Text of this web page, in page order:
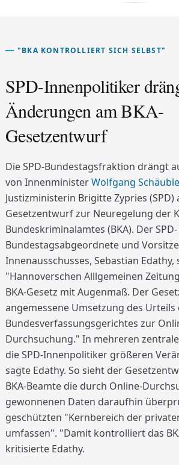
"BKA KONTROLLIERT SICH SELBST"
SPD-Innenpolitiker
Änderungen am BKA-
Gesetzentwurf
Die SPD-Bundestagsfraktion drängt
von InnenministerWolfgang Schäuble
Justizministerin Brigitte Zypries
Gesetzentwurf zur Neuregelung der
Bundeskriminalamtes (BKA). Der SPD-
Bundestagsabgeordnete und
Innenausschusses, Sebastian Edathy,
"Hannoverschen Alllgemeinen
BKA-Gesetz mit Augenmaß. Der
angemessene Umsetzung des Urteils
Bundesverfassungsgerichtes zur
Durchsuchung." In mehreren
die SPD-Innenpolitiker größeren
sagte Edathy. So sieht der
BKA-Beamte die durch Online-
gewonnenen Daten daraufhin
geschützten "Kernbereich der
umfassen". "Damit kontrolliert das
kritisierte Edathy.